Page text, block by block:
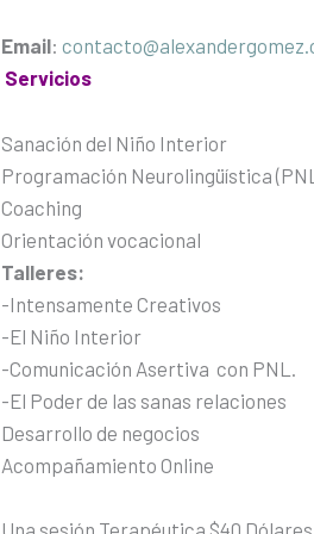
Email:
Servicios
Sanación del Niño Interior
Programación Neurolingüística
Coaching
Orientación vocacional
Talleres:
-Intensamente Creativos
-El Niño Interior
-Comunicación Asertiva con PNL.
-El Poder de las sanas relaciones
Desarrollo de negocios
Acompañamiento Online
Una sesión Terapéutica $40